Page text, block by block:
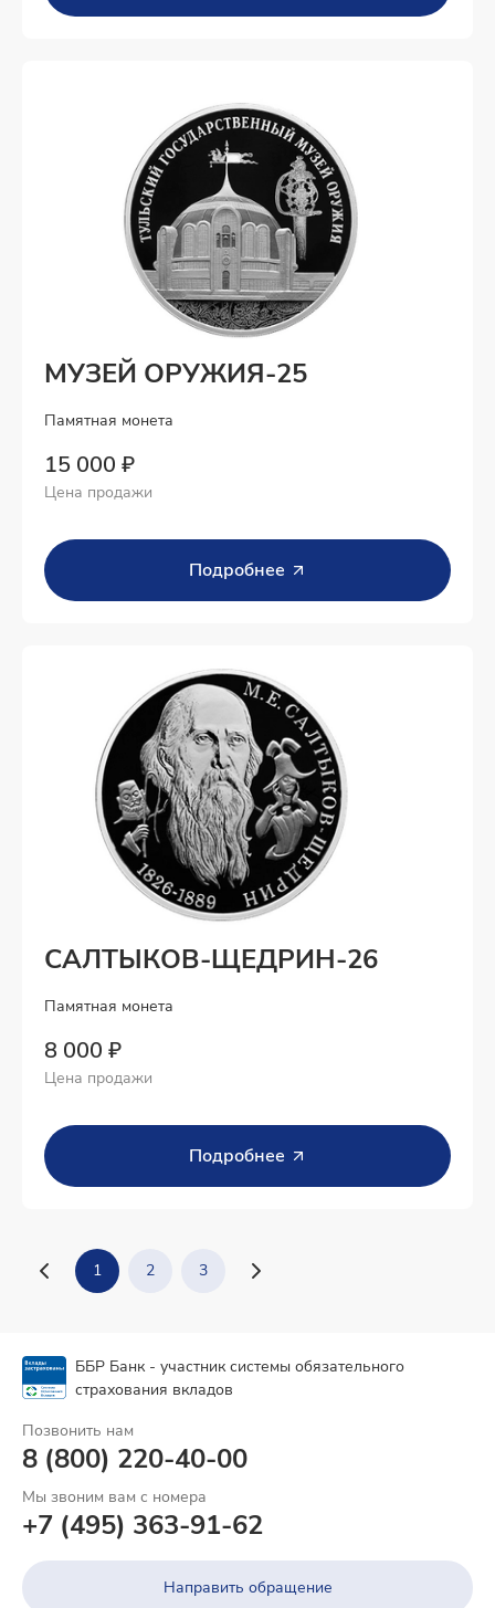
МУЗЕЙ ОРУЖИЯ-25
Памятная монета
15 000 ₽
Цена продажи
Подробнее
САЛТЫКОВ-ЩЕДРИН-26
Памятная монета
8 000 ₽
Цена продажи
Подробнее
1 2 3
ББР Банк - участник системы обязательного
страхования вкладов
Направить обращение
Позвонить нам
8 (800) 220-40-00
Мы звоним вам с номера
+7 (495) 363-91-62